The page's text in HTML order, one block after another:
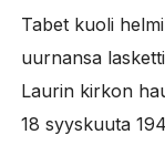
Tabet kuoli
uurnansa
Laurin kirkon
18 syyskuuta